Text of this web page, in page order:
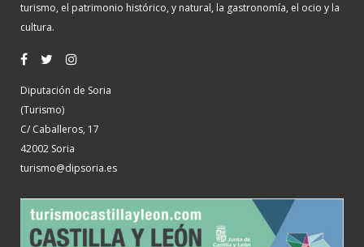
turismo, el patrimonio histórico, y natural, la gastronomía, el ocio y la
cultura.
Diputación de Soria
(Turismo)
C/ Caballeros, 17
42002 Soria
turismo@dipsoria.es